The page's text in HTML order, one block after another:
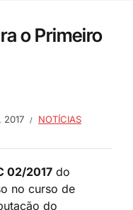
o Primeiro
2017 NOTÍCIAS
02/2017 do
no curso de
do